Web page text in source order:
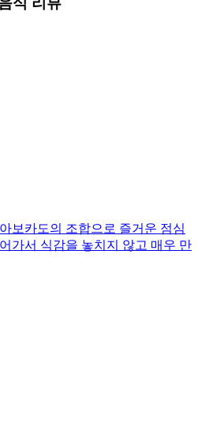
보카도의 조합으로 즐거운 점심
가서 식감을 놓치지 않고 매우 만